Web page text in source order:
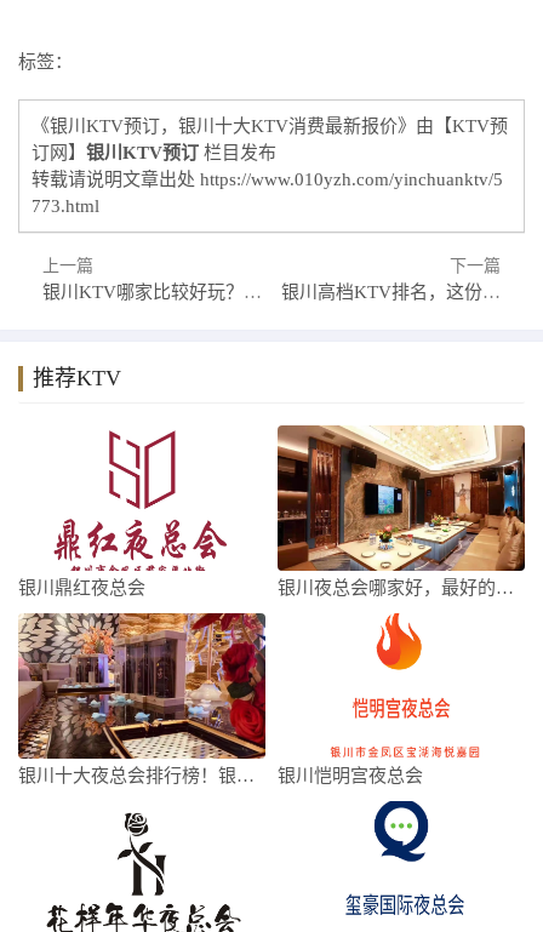
标签：
《银川KTV预订，银川十大KTV消费最新报价》由【KTV预
订网】 银川KTV预订 栏目发布
转载请说明文章出处 https://www.010yzh.com/yinchuanktv/5
773.html
上一篇
银川KTV哪家比较好玩？怎么才能避免踩雷
下一篇
银川高档KTV排名，这份榜单哪个深得你心
推荐KTV
银川鼎红夜总会 银川夜总会哪家好，最好的夜总会都在这儿
银川十大夜总会排行榜！银川好玩夜总会信息 银川恺明宫夜总会